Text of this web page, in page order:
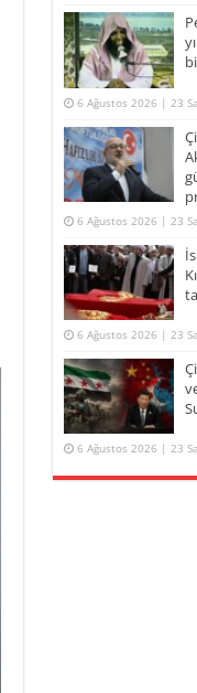
6 Ağustos 2026 | 23
6 Ağustos 2026 | 23
6 Ağustos 2026 | 23
6 Ağustos 2026 | 23